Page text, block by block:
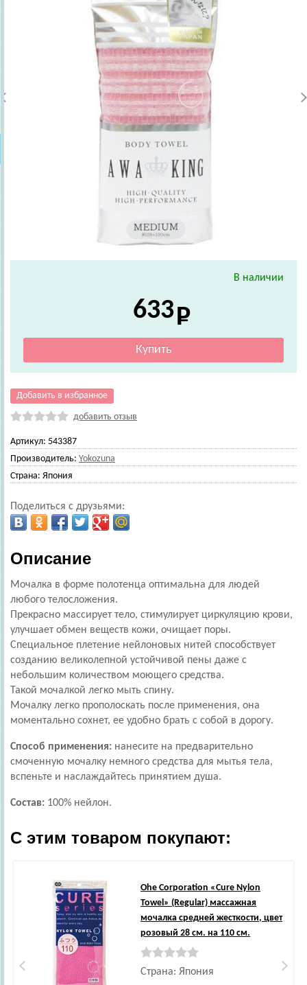
В наличии
633
Добавить в избранное
добавить отзыв
Артикул: 543387
Производитель: Yokozuna
Страна: Япония
Поделиться с друзьями:
Описание
Мочалка в форме полотенца оптимальна для людей
любого телосложения.
Прекрасно массирует тело, стимулирует циркуляцию крови,
улучшает обмен веществ кожи, очищает поры.
Специальное плетение нейлоновых нитей способствует
созданию великолепной устойчивой пены даже с
небольшим количеством моющего средства.
Такой мочалкой легко мыть спину.
Мочалку легко прополоскать после применения, она
моментально сохнет, ее удобно брать с собой в дорогу.
Способ применения: нанесите на предварительно
смоченную мочалку немного средства для мытья тела,
вспеньте и наслаждайтесь принятием душа.
Состав: 100% нейлон.
С этим товаром покупают:
Ohe Corporation «Cure Nylon
Towel» (Regular) массажная
мочалка средней жесткости, цвет
розовый 28 см. на 110 см.
Страна: Япония